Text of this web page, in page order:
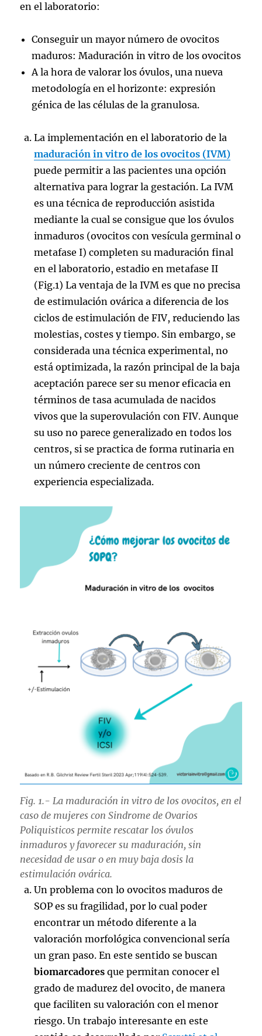
en el laboratorio:
Conseguir un mayor número de ovocitos
maduros: Maduración in vitro de los ovocitos
A la hora de valorar los óvulos, una nueva
metodología en el horizonte: expresión
génica de las células de la granulosa.
La implementación en el laboratorio de la
maduración in vitro de los ovocitos (IVM)
puede permitir a las pacientes una opción
alternativa para lograr la gestación. La IVM
es una técnica de reproducción asistida
mediante la cual se consigue que los óvulos
inmaduros (ovocitos con vesícula germinal o
metafase I) completen su maduración final
en el laboratorio, estadio en metafase II
(Fig.1) La ventaja de la IVM es que no precisa
de estimulación ovárica a diferencia de los
ciclos de estimulación de FIV, reduciendo las
molestias, costes y tiempo. Sin embargo, se
considerada una técnica experimental, no
está optimizada, la razón principal de la baja
aceptación parece ser su menor eficacia en
términos de tasa acumulada de nacidos
vivos que la superovulación con FIV. Aunque
su uso no parece generalizado en todos los
centros, si se practica de forma rutinaria en
un número creciente de centros con
experiencia especializada.
Fig. 1.- La maduración in vitro de los ovocitos, en el
caso de mujeres con Sindrome de Ovarios
Poliquisticos permite rescatar los óvulos
inmaduros y favorecer su maduración, sin
necesidad de usar o en muy baja dosis la
estimulación ovárica.
Un problema con lo ovocitos maduros de
SOP es su fragilidad, por lo cual poder
encontrar un método diferente a la
valoración morfológica convencional sería
un gran paso. En este sentido se buscan
biomarcadores que permitan conocer el
grado de madurez del ovocito, de manera
que faciliten su valoración con el menor
riesgo. Un trabajo interesante en este